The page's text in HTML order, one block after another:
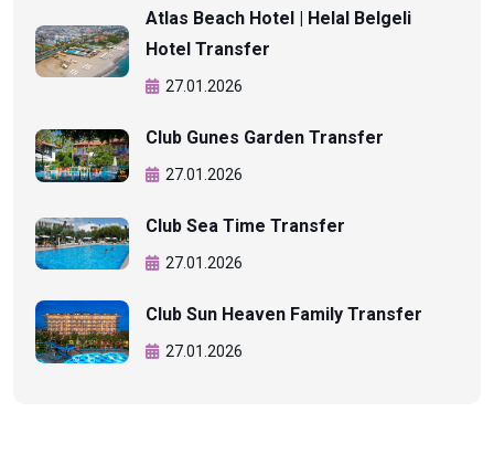
Atlas Beach Hotel | Helal Belgeli
Hotel Transfer
27.01.2026
Club Gunes Garden Transfer
27.01.2026
Club Sea Time Transfer
27.01.2026
Club Sun Heaven Family Transfer
27.01.2026